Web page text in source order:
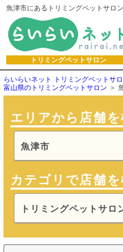
魚津市にあるトリミングペットサロ
トリミングペットサロン
らいらいネット トリミングペットサ
富山県のトリミングペットサロン
エリアから店舗を
魚津市
カテゴリで店舗を
トリミングペットサロ